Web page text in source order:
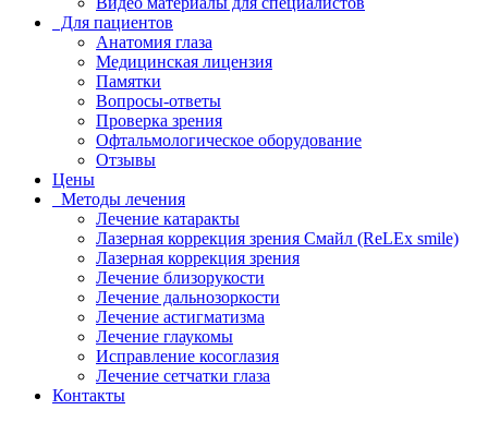
Для пациентов
Анатомия глаза
Медицинская лицензия
Памятки
Вопросы-ответы
Проверка зрения
Офтальмологическое оборудование
Отзывы
Цены
Методы лечения
Лечение катаракты
Лазерная коррекция зрения Смайл (ReLEx smile)
Лазерная коррекция зрения
Лечение близорукости
Лечение дальнозоркости
Лечение астигматизма
Лечение глаукомы
Исправление косоглазия
Лечение сетчатки глаза
Контакты